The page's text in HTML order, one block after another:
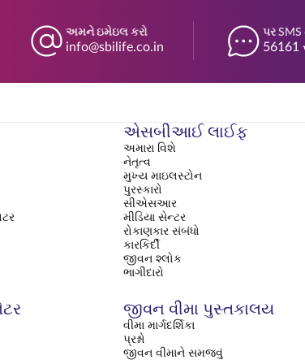
અમને ઇમેઇલ કરો
info@sbilife.co.in
પર SMS
56161
એસબીઆઈ લાઈફ
અમારા વિશે
નેતૃત્વ
મુખ્ય માઇલસ્ટોન
પુરસ્કારો
સીએસઆર
મીડિયા સેન્ટર
રોકાણકાર સંબંધો
કારકિર્દી
જીવન શ્લોક
ભાગીદારો
જીવન વીમા પુસ્તકાલય
વીમા માર્ગદર્શિકા
પ્રશ્નો
જીવન વીમાને સમજવું